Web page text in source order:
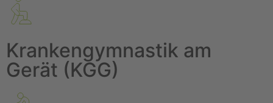
Krankengymnastik am
Gerät (KGG)